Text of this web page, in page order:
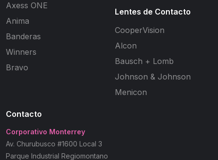
Axess ONE
Anima
Banderas
Winners
Bravo
Lentes de Contacto
CooperVision
Alcon
Bausch + Lomb
Johnson & Johnson
Menicon
Contacto
Corporativo Monterrey
Av. Churubusco #1600 Local 3
Parque Industrial Regiomontano